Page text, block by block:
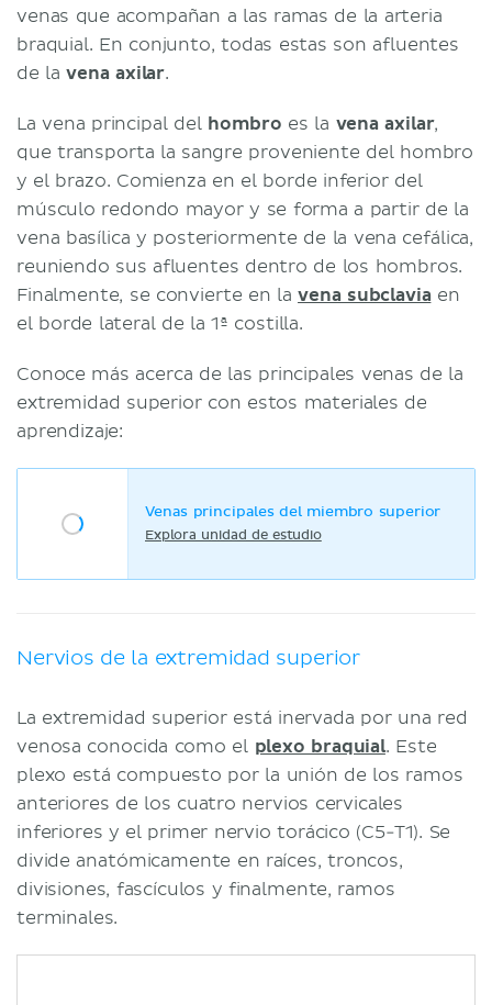
venas que acompañan a las ramas de la arteria
braquial. En conjunto, todas estas son afluentes
de lavena axilar.
La vena principal del hombro es la vena axilar,
que transporta la sangre proveniente del hombro
y el brazo. Comienza en el borde inferior del
músculo redondo mayor y se forma a partir de la
vena basílica y posteriormente de la vena cefálica,
reuniendo sus afluentes dentro de los hombros.
Finalmente, se convierte en lavena subclavia en
el borde lateral de la 1ª costilla.
Conoce más acerca de las principales venas de la
extremidad superior con estos materiales de
aprendizaje:
Venas principales del miembro superior
Explora unidad de estudio
Nervios de la extremidad superior
La extremidad superior está inervada por una red
venosa conocida como el plexo braquial. Este
plexo está compuesto por la unión de los ramos
anteriores de los cuatro nervios cervicales
inferiores y el primer nervio torácico (C5-T1). Se
divide anatómicamente en raíces, troncos,
divisiones, fascículos y finalmente, ramos
terminales.